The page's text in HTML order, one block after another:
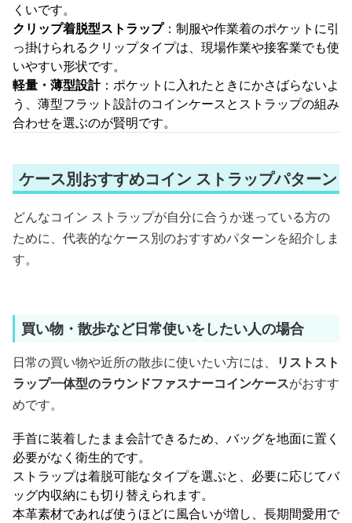
くいです。
クリップ着脱型ストラップ：制服や作業着のポケットに引
っ掛けられるクリップタイプは、現場作業や接客業でも使
いやすい形状です。
軽量・薄型設計：ポケットに入れたときにかさばらないよ
う、薄型フラット設計のコインケースとストラップの組み
合わせを選ぶのが賢明です。
ケース別おすすめコイン ストラップパターン
どんなコイン ストラップが自分に合うか迷っている方の
ために、代表的なケース別のおすすめパターンを紹介しま
す。
買い物・散歩など日常使いをしたい人の場合
日常の買い物や近所の散歩に使いたい方には、
リストスト
ラップ一体型のラウンドファスナーコインケースがおすす
めです。
手首に装着したまま会計できるため、バッグを地面に置く
必要がなく衛生的です。
ストラップは着脱可能なタイプを選ぶと、必要に応じてバ
ッグ内収納にも切り替えられます。
本革素材であれば使うほどに風合いが増し、長期間愛用で